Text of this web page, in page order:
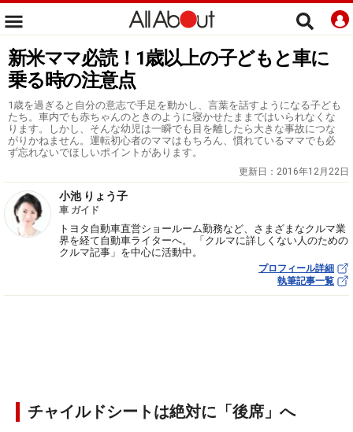
新米ママ必読！1歳以上の子どもと車に
乗る時の注意点
1歳を過ぎると自分の意志で手足を動かし、言葉を話すようになる子ども
たち。車内でも赤ちゃんのときのように寝かせたままではいられなくな
ります。しかし、そんな幼児は一瞬でも目を離したら大きな事故につな
がりかねません。運転初心者のママはもちろん、慣れているママでも必
ず忘れないでほしいポイントがあります。
更新日： 2016年12月22日
小池 りょう子
車 ガイド
トヨタ自動車直営ショールーム勤務など、さまざまなクルマ業
界を経て自動車ライターへ。 「クルマに詳しくない人のための
クルマ記事」を中心に活動中。
プロフィール詳細
執筆記事一覧
チャイルドシートは絶対に「後席」へ